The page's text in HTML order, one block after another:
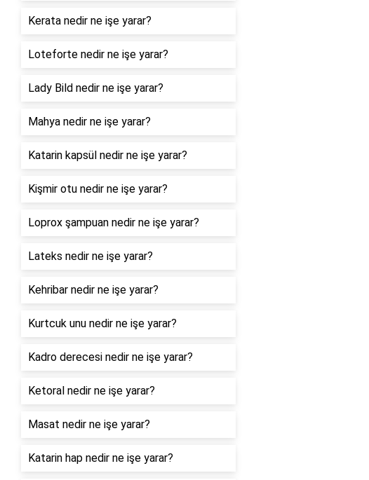
Kerata nedir ne işe yarar?
Loteforte nedir ne işe yarar?
Lady Bild nedir ne işe yarar?
Mahya nedir ne işe yarar?
Katarin kapsül nedir ne işe yarar?
Kişmir otu nedir ne işe yarar?
Loprox şampuan nedir ne işe yarar?
Lateks nedir ne işe yarar?
Kehribar nedir ne işe yarar?
Kurtcuk unu nedir ne işe yarar?
Kadro derecesi nedir ne işe yarar?
Ketoral nedir ne işe yarar?
Masat nedir ne işe yarar?
Katarin hap nedir ne işe yarar?